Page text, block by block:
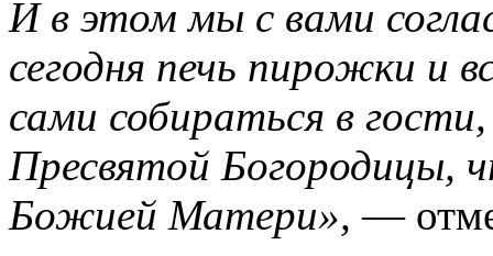
И в этом мы с вами
сегодня печь пирожки и
сами собираться в
Пресвятой Богородицы,
Божией Матери», —